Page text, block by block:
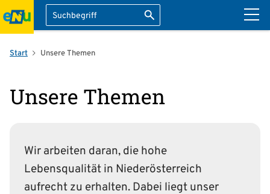
Suche Suche starten
überspringen
Start Unsere Themen
Unsere Themen
Wir arbeiten daran, die hohe
Lebensqualität in Nieder­österreich
aufrecht zu erhalten. Dabei liegt unser